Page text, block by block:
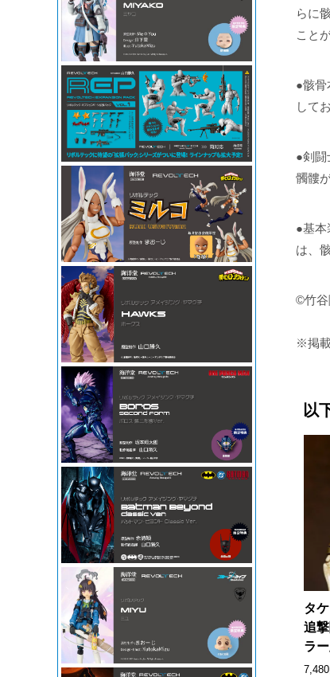
らに
こと
●骸骨
して
●剣闘
髑髏
●基本
は、
©竹谷
※掲
以
タ
追
ラ